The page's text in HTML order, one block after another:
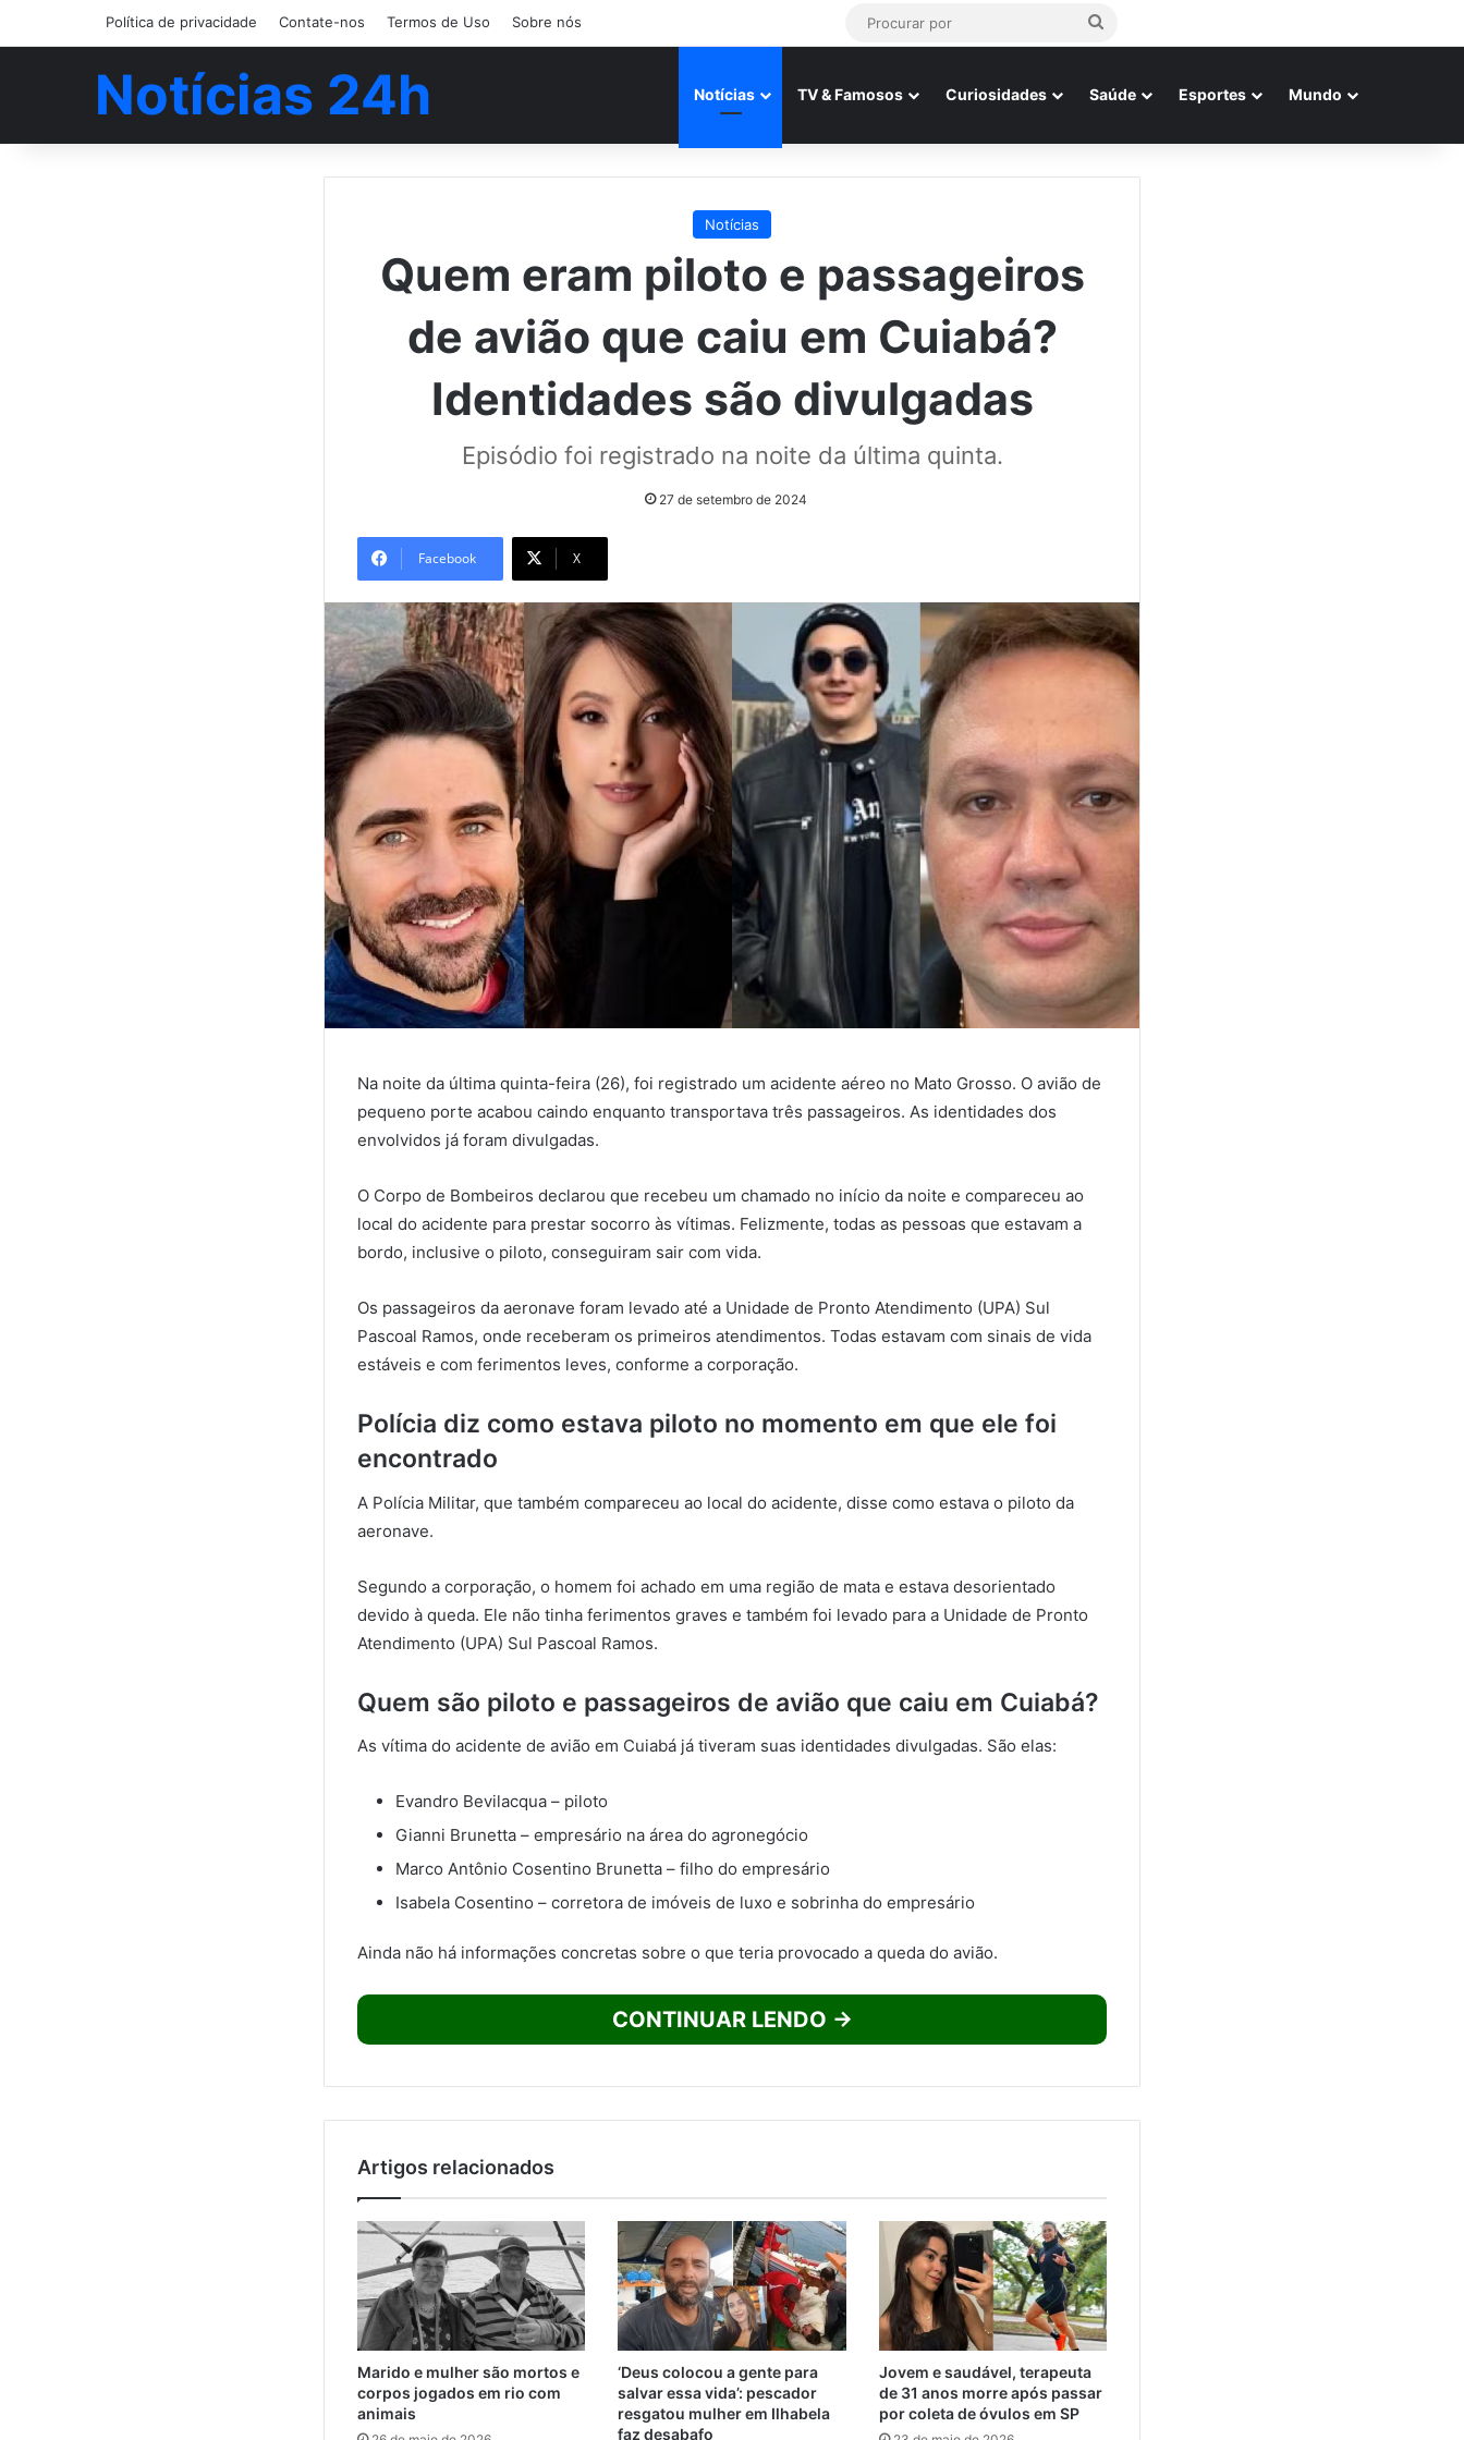
Política de privacidade Contate-nos Termos de Uso Sobre nós
Procurar
Notícias 24h Notícias TV & Famosos Curiosidades Saúde Esportes Mundo
Notícias
Quem eram piloto e passageiros
de avião que caiu em Cuiabá?
Identidades são divulgadas
Episódio foi registrado na noite da última quinta.
27 de setembro de 2024
Facebook X
Na noite da última quinta-feira (26), foi registrado um acidente aéreo no Mato Grosso. O avião de
pequeno porte acabou caindo enquanto transportava três passageiros. As identidades dos
envolvidos já foram divulgadas.
O Corpo de Bombeiros declarou que recebeu um chamado no início da noite e compareceu ao
local do acidente para prestar socorro às vítimas. Felizmente, todas as pessoas que estavam a
bordo, inclusive o piloto, conseguiram sair com vida.
Os passageiros da aeronave foram levado até a Unidade de Pronto Atendimento (UPA) Sul
Pascoal Ramos, onde receberam os primeiros atendimentos. Todas estavam com sinais de vida
estáveis e com ferimentos leves, conforme a corporação.
Polícia diz como estava piloto no momento em que ele foi
encontrado
A Polícia Militar, que também compareceu ao local do acidente, disse como estava o piloto da
aeronave.
Segundo a corporação, o homem foi achado em uma região de mata e estava desorientado
devido à queda. Ele não tinha ferimentos graves e também foi levado para a Unidade de Pronto
Atendimento (UPA) Sul Pascoal Ramos.
Quem são piloto e passageiros de avião que caiu em Cuiabá?
As vítima do acidente de avião em Cuiabá já tiveram suas identidades divulgadas. São elas:
Evandro Bevilacqua – piloto
Gianni Brunetta – empresário na área do agronegócio
Marco Antônio Cosentino Brunetta – filho do empresário
Isabela Cosentino – corretora de imóveis de luxo e sobrinha do empresário
Ainda não há informações concretas sobre o que teria provocado a queda do avião.
CONTINUAR LENDO →
Artigos relacionados
Marido e mulher são mortos e
corpos jogados em rio com
animais
‘Deus colocou a gente para
salvar essa vida’: pescador
resgatou mulher em Ilhabela
faz desabafo
Jovem e saudável, terapeuta
de 31 anos morre após passar
por coleta de óvulos em SP